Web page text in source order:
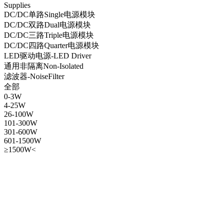
Supplies
DC/DC单路Single电源模块
DC/DC双路Dual电源模块
DC/DC三路Triple电源模块
DC/DC四路Quarter电源模块
LED驱动电源-LED Driver
通用非隔离Non-Isolated
滤波器-NoiseFilter
全部
0-3W
4-25W
26-100W
101-300W
301-600W
601-1500W
≥1500W<